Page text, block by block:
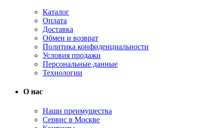
Каталог
Оплата
Доставка
Обмен и возврат
Политика конфиденциальности
Условия продажи
Персональные данные
Технологии
О нас
Наши преимущества
Сервис в Москве